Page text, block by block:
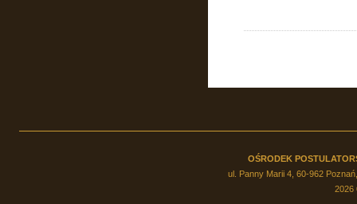
OŚRODEK
ul. Panny Marii 4, 60-962
2026